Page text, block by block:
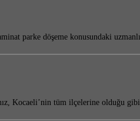
parke döşeme konusundaki
Kocaeli’nin tüm ilçelerine olduğu